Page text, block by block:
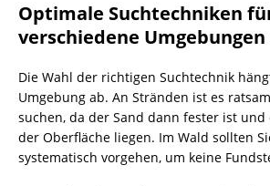
Optimale Suchtechniken
verschiedene Umgebungen
Die Wahl der richtigen Suchtechnik
Umgebung ab. An Stränden ist es
suchen, da der Sand dann fester ist
der Oberfläche liegen. Im Wald sollten
systematisch vorgehen, um keine